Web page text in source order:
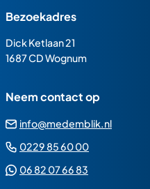
van
de
paginainhoud
Bezoekadres
Dick Ketlaan 21
1687 CD Wognum
Neem contact op
info@medemblik.nl
0229 85 60 00(Verwijst
06 82 07 66 83